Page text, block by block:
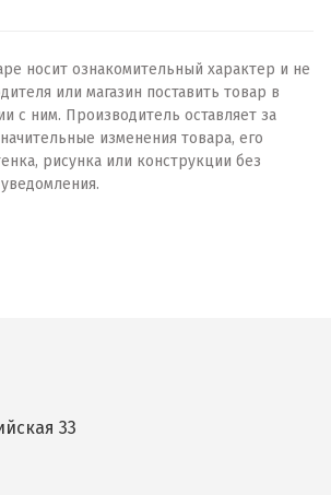
носит ознакомительный характер и не
или магазин поставить товар в
с ним. Производитель оставляет за
изменения товара, его
рисунка или конструкции без
33